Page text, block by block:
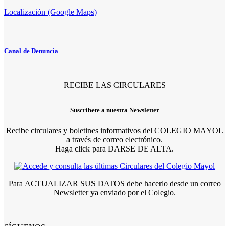
Localización (Google Maps)
Canal de Denuncia
RECIBE LAS CIRCULARES
Suscríbete a nuestra Newsletter
Recibe circulares y boletines informativos del COLEGIO MAYOL
a través de correo electrónico.
Haga click para DARSE DE ALTA.
Para ACTUALIZAR SUS DATOS debe hacerlo desde un correo
Newsletter ya enviado por el Colegio.